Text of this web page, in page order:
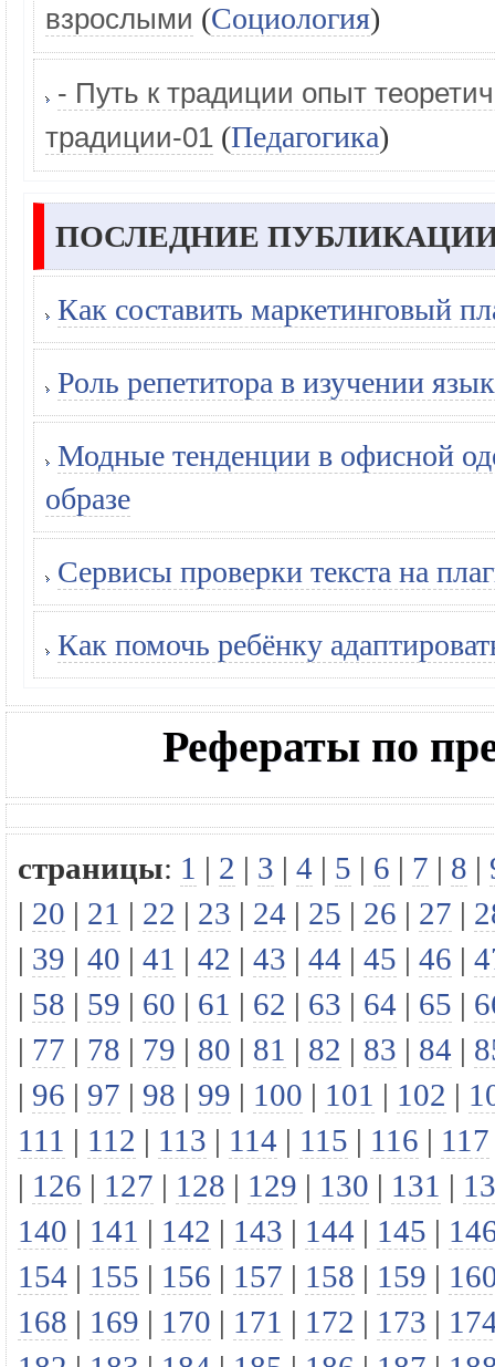
взрослыми (Социология)
- Путь к традиции опыт
традиции-01 (Педагогика)
ПОСЛЕДНИЕ
Как составить маркетинговый
Роль репетитора в изучении
Модные тенденции в офисной
образе
Сервисы проверки текста на
Как помочь ребёнку
Рефераты по
страницы: 1 | 2 | 3 | 4 | 5 | 6 | 7 | 8 |
| 20 | 21 | 22 | 23 | 24 | 25 | 26 | 27 |
| 39 | 40 | 41 | 42 | 43 | 44 | 45 | 46 |
| 58 | 59 | 60 | 61 | 62 | 63 | 64 | 65 |
| 77 | 78 | 79 | 80 | 81 | 82 | 83 | 84 |
| 96 | 97 | 98 | 99 | 100 | 101 | 102 |
111 | 112 | 113 | 114 | 115 | 116 | 117
| 126 | 127 | 128 | 129 | 130 | 131 |
140 | 141 | 142 | 143 | 144 | 145 |
154 | 155 | 156 | 157 | 158 | 159 |
168 | 169 | 170 | 171 | 172 | 173 |